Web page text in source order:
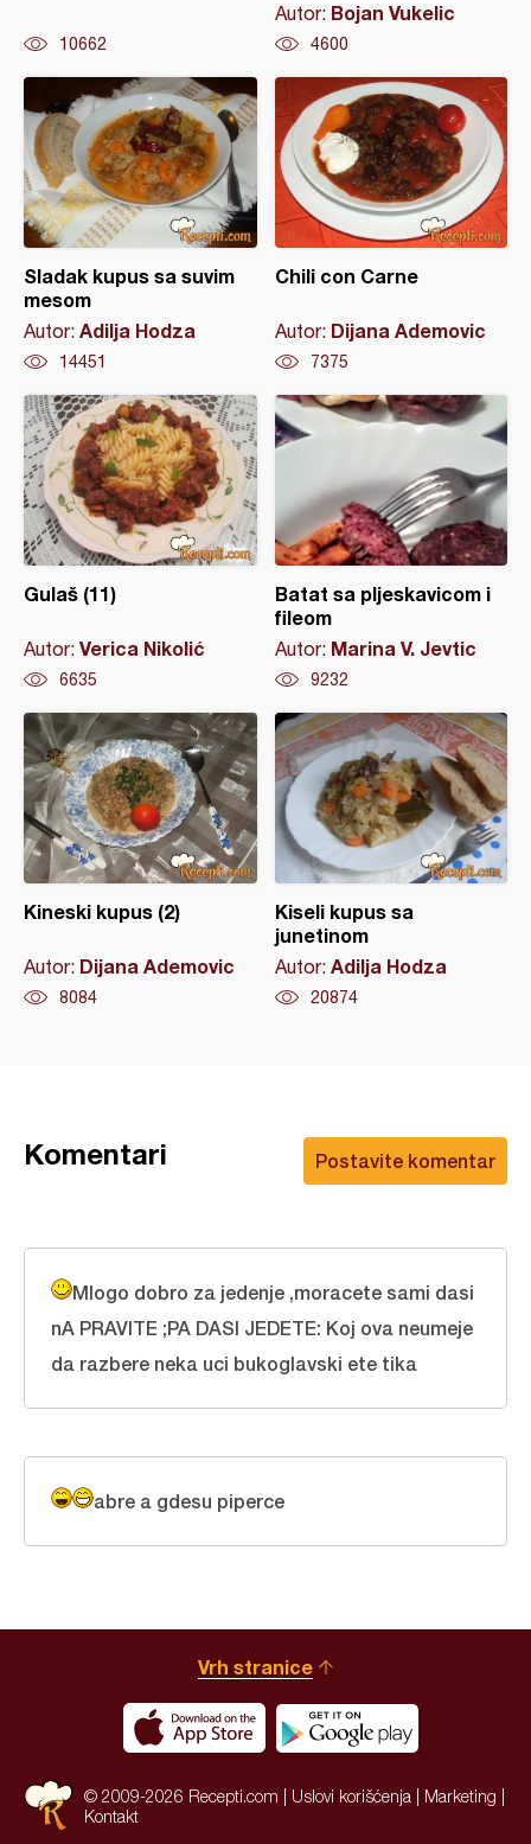
10662
Autor: Bojan Vukelic
4600
Sladak kupus sa suvim
mesom
Autor: Adilja Hodza
14451
Chili con Carne
Autor: Dijana Ademovic
7375
Gulaš (11)
Autor: Verica Nikolić
6635
Batat sa pljeskavicom i
fileom
Autor: Marina V. Jevtic
9232
Kineski kupus (2)
Autor: Dijana Ademovic
8084
Kiseli kupus sa
junetinom
Autor: Adilja Hodza
20874
Postavite komentar
Komentari
Mlogo dobro za jedenje ,moracete sami dasi
nA PRAVITE ;PA DASI JEDETE: Koj ova neumeje
da razbere neka uci bukoglavski ete tika
abre a gdesu piperce
Vrh stranice
© 2009-2026 Recepti.com | Uslovi korišćenja Marketing
Kontakt